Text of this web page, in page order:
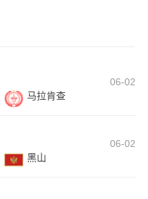
06-02
马拉肯查
06-02
黑山